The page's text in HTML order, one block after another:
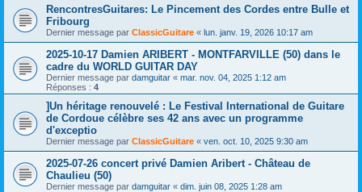
RencontresGuitares: Le Pincement des Cordes entre Bulle et
Fribourg
Dernier message par ClassicGuitare « lun. janv. 19, 2026 10:17 am
2025-10-17 Damien ARIBERT - MONTFARVILLE (50) dans le
cadre du WORLD GUITAR DAY
Dernier message par damguitar « mar. nov. 04, 2025 1:12 am
Réponses : 4
]Un héritage renouvelé : Le Festival International de Guitare
de Cordoue célèbre ses 42 ans avec un programme
d'exceptio
Dernier message par ClassicGuitare « ven. oct. 10, 2025 9:30 am
2025-07-26 concert privé Damien Aribert - Château de
Chaulieu (50)
Dernier message par damguitar « dim. juin 08, 2025 1:28 am